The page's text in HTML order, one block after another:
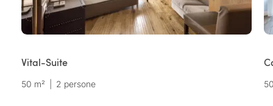
Vital-Suite
50 m² 2 persone